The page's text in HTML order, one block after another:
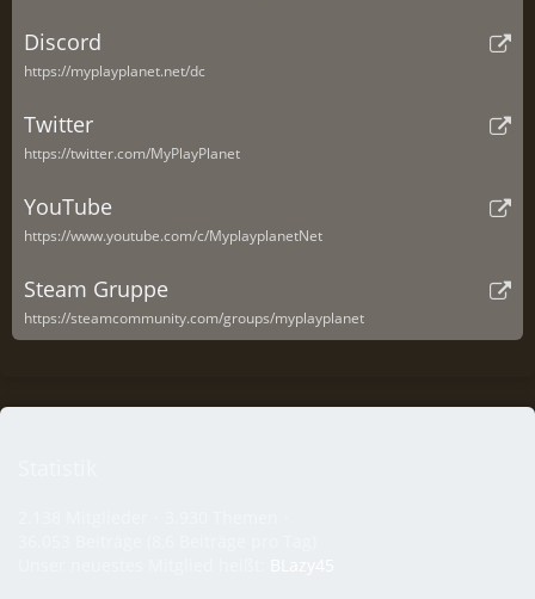
Discord
https://myplayplanet.net/dc
Twitter
https://twitter.com/MyPlayPlanet
YouTube
https://www.youtube.com/c/MyplayplanetNet
Steam Gruppe
https://steamcommunity.com/groups/myplayplanet